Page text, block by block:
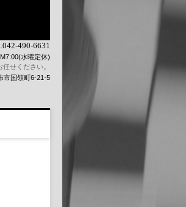
せください。
490-6631
水曜定休)
市国領町6-21-5